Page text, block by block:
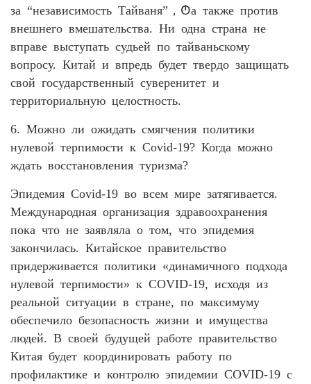
за “независимость Тайваня”，Ტа также против
внешнего вмешательства. Ни одна страна не
вправе выступать судьей по тайваньскому
вопросу. Китай и впредь будет твердо защищать
свой государственный суверенитет и
территориальную целостность.
6. Можно ли ожидать смягчения политики
нулевой терпимости к Covid-19? Когда можно
ждать восстановления туризма?
Эпидемия Covid-19 во всем мире затягивается.
Международная организация здравоохранения
пока что не заявляла о том, что эпидемия
закончилась. Китайское правительство
придерживается политики «динамичного подхода
нулевой терпимости» к COVID-19, исходя из
реальной ситуации в стране, по максимуму
обеспечило безопасность жизни и имущества
людей. В своей будущей работе правительство
Китая будет координировать работу по
профилактике и контролю эпидемии COVID-19 с